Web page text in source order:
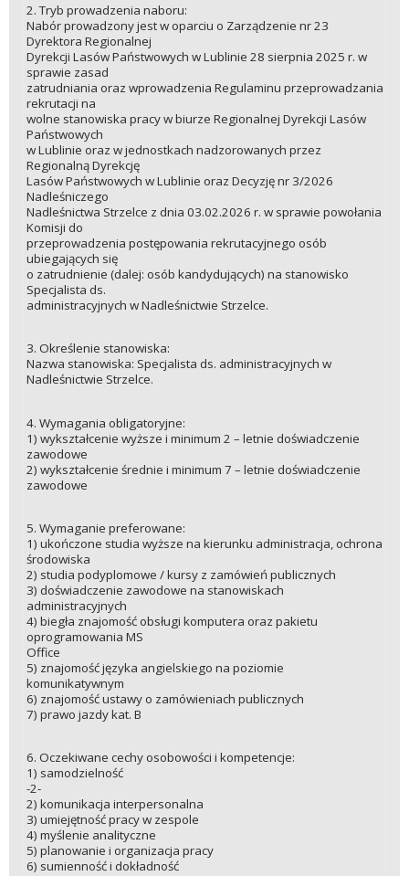
2. Tryb prowadzenia naboru:
Nabór prowadzony jest w oparciu o Zarządzenie nr 23
Dyrektora Regionalnej
Dyrekcji Lasów Państwowych w Lublinie 28 sierpnia 2025 r. w
sprawie zasad
zatrudniania oraz wprowadzenia Regulaminu przeprowadzania
rekrutacji na
wolne stanowiska pracy w biurze Regionalnej Dyrekcji Lasów
Państwowych
w Lublinie oraz w jednostkach nadzorowanych przez
Regionalną Dyrekcję
Lasów Państwowych w Lublinie oraz Decyzję nr 3/2026
Nadleśniczego
Nadleśnictwa Strzelce z dnia 03.02.2026 r. w sprawie powołania
Komisji do
przeprowadzenia postępowania rekrutacyjnego osób
ubiegających się
o zatrudnienie (dalej: osób kandydujących) na stanowisko
Specjalista ds.
administracyjnych w Nadleśnictwie Strzelce.
3. Określenie stanowiska:
Nazwa stanowiska: Specjalista ds. administracyjnych w
Nadleśnictwie Strzelce.
4. Wymagania obligatoryjne:
1) wykształcenie wyższe i minimum 2 – letnie doświadczenie
zawodowe
2) wykształcenie średnie i minimum 7 – letnie doświadczenie
zawodowe
5. Wymaganie preferowane:
1) ukończone studia wyższe na kierunku administracja, ochrona
środowiska
2) studia podyplomowe / kursy z zamówień publicznych
3) doświadczenie zawodowe na stanowiskach
administracyjnych
4) biegła znajomość obsługi komputera oraz pakietu
oprogramowania MS
Office
5) znajomość języka angielskiego na poziomie
komunikatywnym
6) znajomość ustawy o zamówieniach publicznych
7) prawo jazdy kat. B
6. Oczekiwane cechy osobowości i kompetencje:
1) samodzielność
-2-
2) komunikacja interpersonalna
3) umiejętność pracy w zespole
4) myślenie analityczne
5) planowanie i organizacja pracy
6) sumienność i dokładność